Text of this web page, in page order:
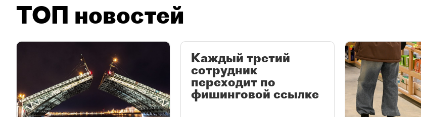
ТОП новостей
Каждый третий
сотрудник
переходит по
фишинговой ссылке